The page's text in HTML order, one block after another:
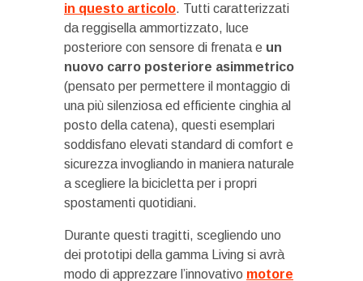
in questo articolo. Tutti caratterizzati
da reggisella ammortizzato, luce
posteriore con sensore di frenata e un
nuovo carro posteriore asimmetrico
(pensato per permettere il montaggio di
una più silenziosa ed efficiente cinghia al
posto della catena), questi esemplari
soddisfano elevati standard di comfort e
sicurezza invogliando in maniera naturale
a scegliere la bicicletta per i propri
spostamenti quotidiani.
Durante questi tragitti, scegliendo uno
dei prototipi della gamma Living si avrà
modo di apprezzare l’innovativo motore